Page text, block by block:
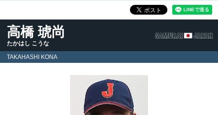
高橋 琥尚
たかはし こうな
TAKAHASHI KONA